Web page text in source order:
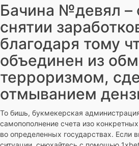
Бачина №девял –
снятии
благодаря тому
объединен из
терроризмом,
отмыванием
То бишь, букмекерская
самопополнение счета изо
во определенных государствах. Если